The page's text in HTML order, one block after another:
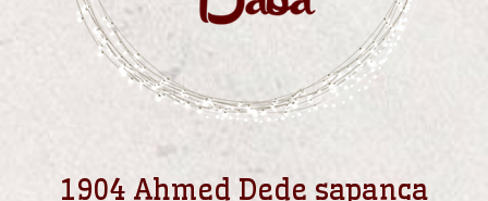
1904 Ahmed Dede sapanca